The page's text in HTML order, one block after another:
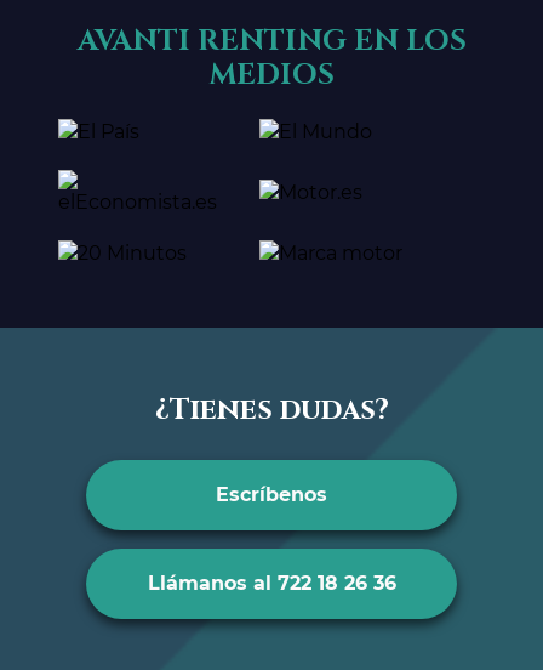
AVANTI RENTING EN LOS
MEDIOS
¿Tienes dudas?
Escríbenos
Llámanos al 722 18 26 36